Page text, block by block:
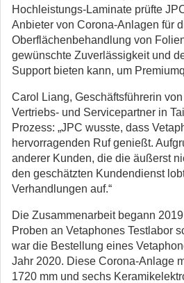
Hochleistungs-Laminate prüfte
Anbieter von Corona-Anlagen für
Oberflächenbehandlung von
gewünschte Zuverlässigkeit und
Support bieten kann, um
Carol Liang, Geschäftsführerin
Vertriebs- und Servicepartner in
Prozess: „JPC wusste, dass
hervorragenden Ruf genießt.
anderer Kunden, die die äußerst
den geschätzten Kundendienst
Verhandlungen auf.“
Die Zusammenarbeit begann
Proben an Vetaphones Testlabor
war die Bestellung eines
Jahr 2020. Diese Corona-Anlage
1720 mm und sechs